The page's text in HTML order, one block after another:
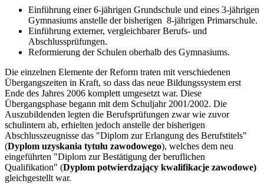
Einführung einer 6-jährigen Grundschule und eines 3-jährigen
Gymnasiums anstelle der bisherigen 8-jährigen Primarschule.
Einführung externer, vergleichbarer Berufs- und
Abschlussprüfungen.
Reformierung der Schulen oberhalb des Gymnasiums.
Die einzelnen Elemente der Reform traten mit verschiedenen
Übergangszeiten in Kraft, so dass das neue Bildungssystem erst
Ende des Jahres 2006 komplett umgesetzt war. Diese
Übergangsphase begann mit dem Schuljahr 2001/2002. Die
Auszubildenden legten die Berufsprüfungen zwar wie zuvor
schulintern ab, erhielten jedoch anstelle der bisherigen
Abschlusszeugnisse das "Diplom zur Erlangung des Berufstitels"
(Dyplom uzyskania tytułu zawodowego), welches dem neu
eingeführten "Diplom zur Bestätigung der beruflichen
Qualifikation" (Dyplom potwierdzający kwalifikacje zawodowe)
gleichgestellt war.